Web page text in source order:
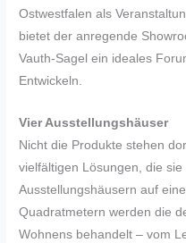
Ostwestfalen als
bietet der anregende
Vauth-Sagel ein ideales
Entwickeln.
Vier Ausstellungshäuser
Nicht die Produkte stehen
vielfältigen Lösungen, die
Ausstellungshäusern auf
Quadratmetern werden die
Wohnens behandelt – vom